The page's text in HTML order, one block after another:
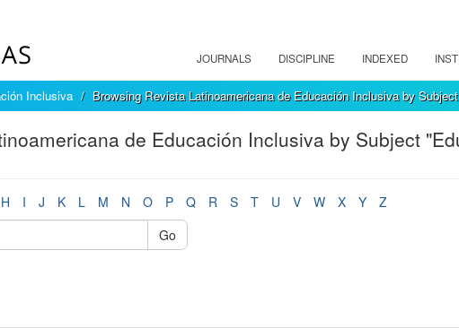
JOURNALS DISCIPLINE INDEXED
Inclusiva Browsing Revista Latinoamericana de Educación Inclusiva by Subject
de Educación Inclusiva by Subject
H I J K L M N O P Q R S T U V W X Y
Z
Go